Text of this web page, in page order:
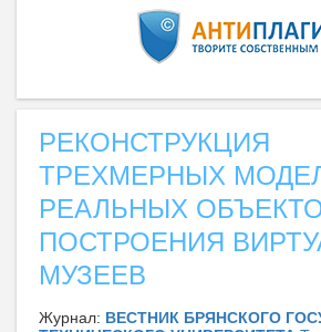
РЕКОНСТРУКЦИЯ
ТРЕХМЕРНЫХ
РЕАЛЬНЫХ
ПОСТРОЕНИЯ
МУЗЕЕВ
Журнал: ВЕСТНИК БРЯНСКОГО